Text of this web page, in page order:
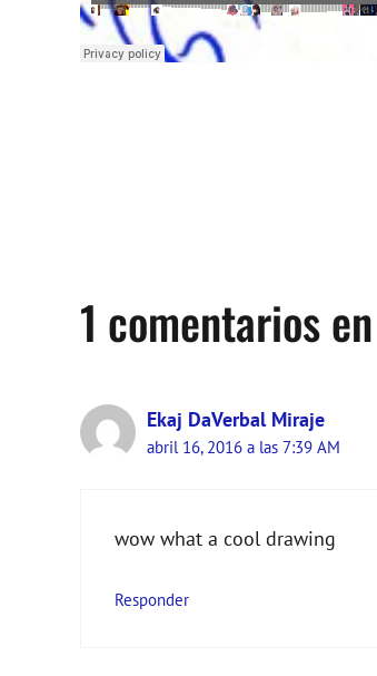
1 comentarios
Ekaj DaVerbal Miraje
abril 16, 2016 a las 7:39 AM
wow what a cool drawing
Responder